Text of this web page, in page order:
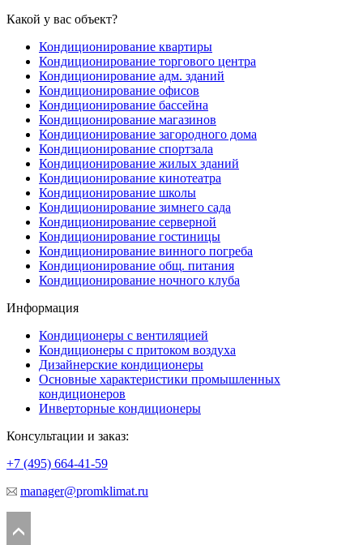
Какой у вас объект?
Кондиционирование квартиры
Кондиционирование торгового центра
Кондиционирование адм. зданий
Кондиционирование офисов
Кондиционирование бассейна
Кондиционирование магазинов
Кондиционирование загородного дома
Кондиционирование спортзала
Кондиционирование жилых зданий
Кондиционирование кинотеатра
Кондиционирование школы
Кондиционирование зимнего сада
Кондиционирование серверной
Кондиционирование гостиницы
Кондиционирование винного погреба
Кондиционирование общ. питания
Кондиционирование ночного клуба
Информация
Кондиционеры с вентиляцией
Кондиционеры с притоком воздуха
Дизайнерские кондиционеры
Основные характеристики промышленных
кондиционеров
Инверторные кондиционеры
Консультации и заказ:
+7 (495) 664-41-59
manager@promklimat.ru